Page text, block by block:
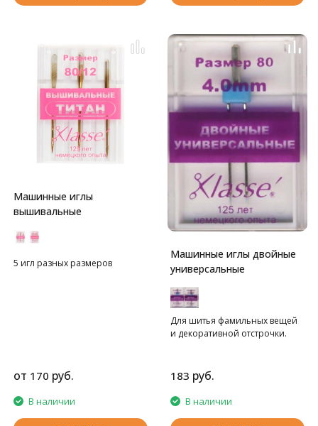
Машинные иглы
вышивальные
5 игл разных размеров
от 170 руб.
В наличии
Машинные иглы двойные
универсальные
Для шитья фамильных вещей
и декоративной отстрочки.
183 руб.
В наличии